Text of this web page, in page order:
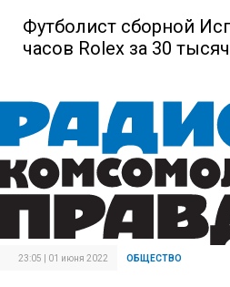
Футболист сборной
часов Rolex за 30
23:05 | 01 июня 2022 ОБЩЕСТВО